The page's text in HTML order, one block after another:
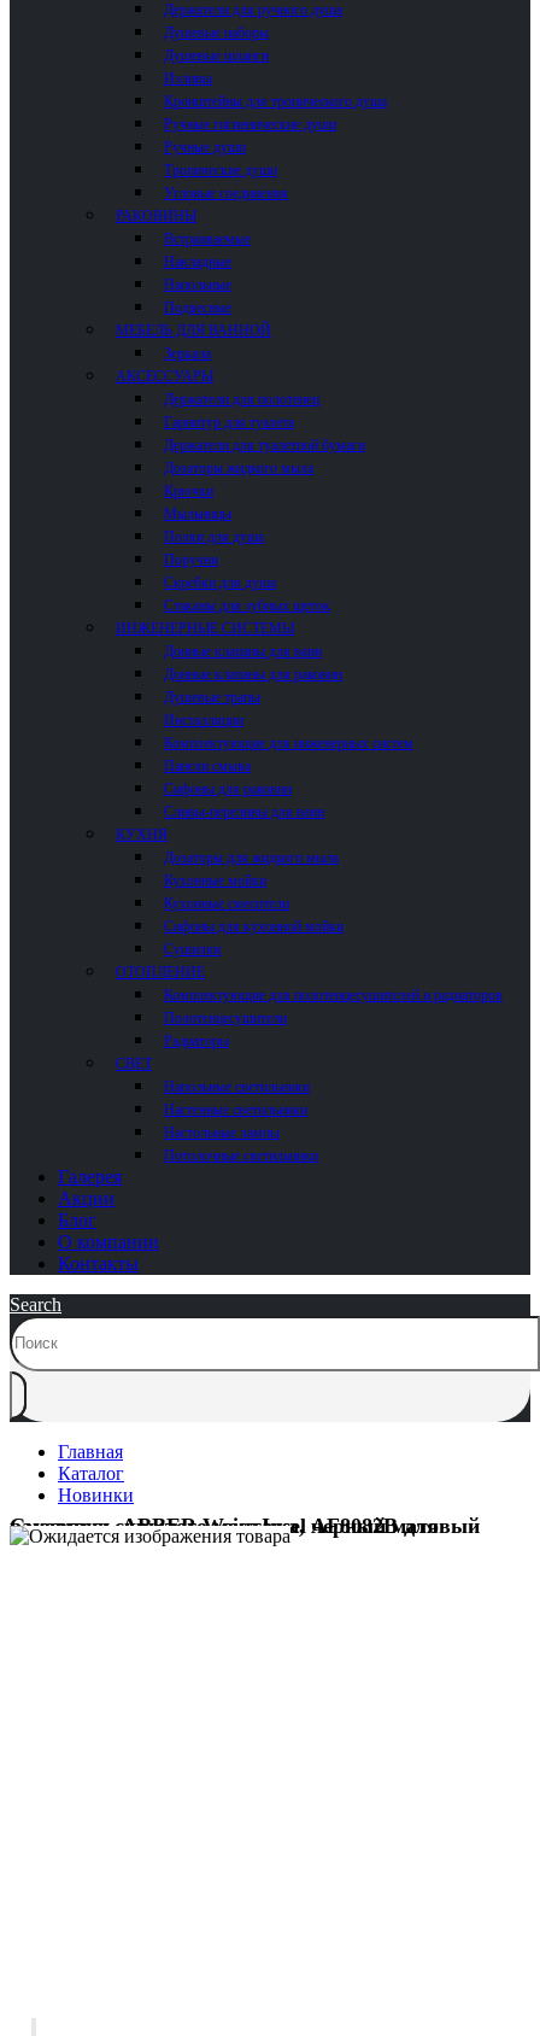
Держатели для ручного душа
Душевые наборы
Душевые шланги
Изливы
Кронштейны для тропического душа
Ручные гигиенические души
Ручные души
Тропические души
Угловые соединения
РАКОВИНЫ
Встраиваемые
Накладные
Напольные
Подвесные
МЕБЕЛЬ ДЛЯ ВАННОЙ
Зеркала
АКСЕССУАРЫ
Держатели для полотенец
Гарнитур для туалета
Держатели для туалетной бумаги
Дозаторы жидкого мыла
Крючки
Мыльницы
Полки для душа
Поручни
Скребки для душа
Стаканы для зубных щеток
ИНЖЕНЕРНЫЕ СИСТЕМЫ
Донные клапаны для ванн
Донные клапаны для раковин
Душевые трапы
Инсталляции
Комплектующие для инженерных систем
Панели смыва
Сифоны для раковин
Сливы-переливы для ванн
КУХНЯ
Дозаторы для жидкого мыла
Кухонные мойки
Кухонные смесители
Сифоны для кухонной мойки
Сушилки
ОТОПЛЕНИЕ
Комплектующие для полотенцесушителей и радиаторов
Полотенцесушители
Радиаторы
СВЕТ
Напольные светильники
Настенные светильники
Настольные лампы
Потолочные светильники
Галерея
Акции
Блог
О компании
Контакты
Search
Главная
Каталог
Новинки
Смеситель ABBER Weiss Insel AF8082B для раковины скрытого монтажа, черный матовый